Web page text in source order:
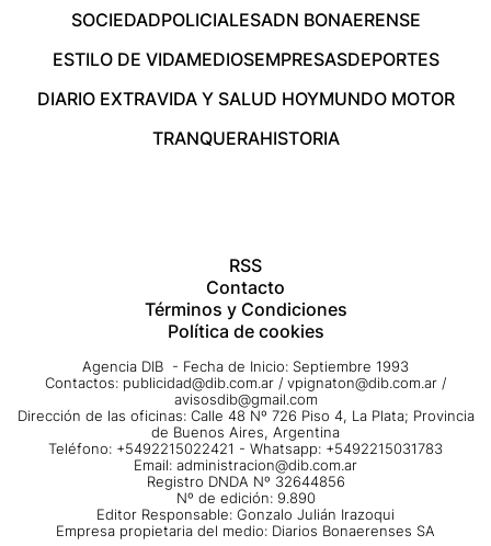
SOCIEDADPOLICIALESADN BONAERENSE
ESTILO DE VIDAMEDIOSEMPRESASDEPORTES
DIARIO EXTRAVIDA Y SALUD HOYMUNDO MOTOR
TRANQUERAHISTORIA
RSS
Contacto
Términos y Condiciones
Política de cookies
Agencia DIB - Fecha de Inicio: Septiembre 1993
Contactos: publicidad@dib.com.ar / vpignaton@dib.com.ar /
avisosdib@gmail.com
Dirección de las oficinas: Calle 48 Nº 726 Piso 4, La Plata; Provincia
de Buenos Aires, Argentina
Teléfono: +5492215022421 - Whatsapp: +5492215031783
Email: administracion@dib.com.ar
Registro DNDA Nº 32644856
Nº de edición: 9.890
Editor Responsable: Gonzalo Julián Irazoqui
Empresa propietaria del medio: Diarios Bonaerenses SA